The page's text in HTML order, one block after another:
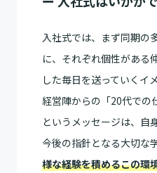
入社式では、まず同期の
に、それぞれ個性がある
した毎日を送っていくイ
経営陣からの「20代での
というメッセージは、自
今後の指針となる大切な
様な経験を積めるこの環